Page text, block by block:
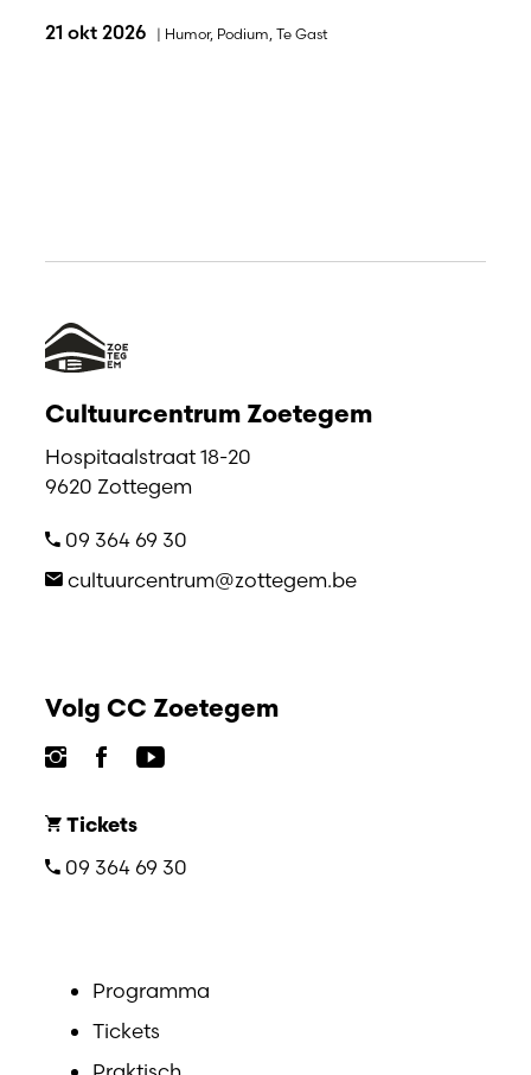
21 okt 2026 | Humor, Podium Te Gast
Cultuurcentrum Zoetegem
Hospitaalstraat 18-20
9620 Zottegem
09 364 69 30
cultuurcentrum@zottegem.be
Volg CC Zoetegem
Tickets
09 364 69 30
Programma
Tickets